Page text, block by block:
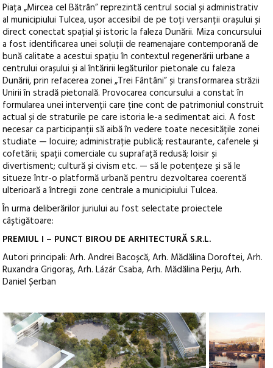
Piața „Mircea cel Bătrân” reprezintă centrul social și administrativ
al municipiului Tulcea, ușor accesibil de pe toți versanții orașului și
direct conectat spațial și istoric la faleza Dunării. Miza concursului
a fost identificarea unei soluții de reamenajare contemporană de
bună calitate a acestui spațiu în contextul regenerării urbane a
centrului orașului și al întăririi legăturilor pietonale cu faleza
Dunării, prin refacerea zonei „Trei Fântâni” și transformarea străzii
Unirii în stradă pietonală. Provocarea concursului a constat în
formularea unei intervenții care ține cont de patrimoniul construit
actual și de straturile pe care istoria le-a sedimentat aici. A fost
necesar ca participanții să aibă în vedere toate necesitățile zonei
studiate — locuire; administrație publică; restaurante, cafenele și
cofetării; spații comerciale cu suprafață redusă; loisir și
divertisment; cultură și civism etc. — să le potențeze și să le
situeze într-o platformă urbană pentru dezvoltarea coerentă
ulterioară a întregii zone centrale a municipiului Tulcea.
În urma deliberărilor juriului au fost selectate proiectele
câștigătoare:
PREMIUL I – PUNCT BIROU DE ARHITECTURĂ S.R.L.
Autori principali: Arh. Andrei Bacoșcă, Arh. Mădălina Doroftei, Arh.
Ruxandra Grigoraș, Arh. Lázár Csaba, Arh. Mădălina Perju, Arh.
Daniel Șerban